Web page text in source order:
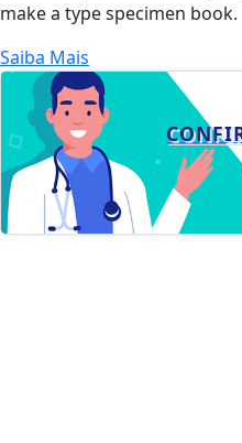
make a type specimen book.
Saiba Mais